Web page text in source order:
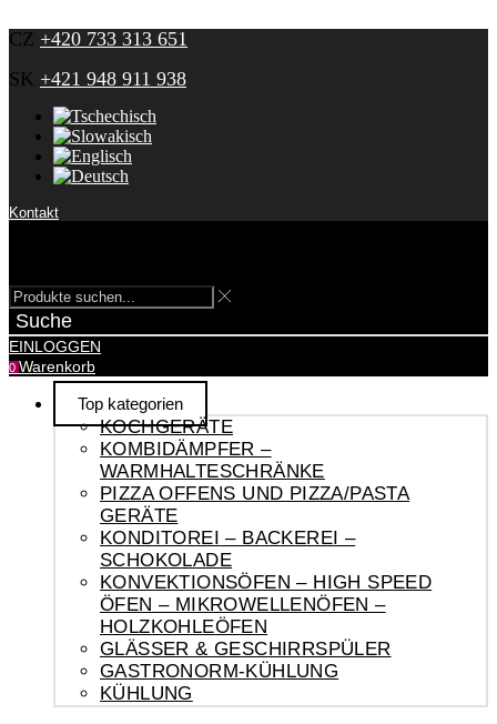
CZ +420 733 313 651
SK +421 948 911 938
Kontakt
Suche
EINLOGGEN
0 Warenkorb
Top kategorien
KOCHGERÄTE
KOMBIDÄMPFER –
WARMHALTESCHRÄNKE
PIZZA OFFENS UND PIZZA/PASTA
GERÄTE
KONDITOREI – BACKEREI –
SCHOKOLADE
KONVEKTIONSÖFEN – HIGH SPEED
ÖFEN – MIKROWELLENÖFEN –
HOLZKOHLEÖFEN
GLÄSSER & GESCHIRRSPÜLER
GASTRONORM-KÜHLUNG
KÜHLUNG